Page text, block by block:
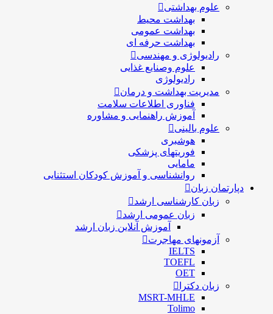
علوم بهداشتی
بهداشت محیط
بهداشت عمومی
بهداشت حرفه ای
رادیولوژی و مهندسی
علوم وصنایع غذایی
رادیولوژی
مدیریت بهداشت و درمان
فناوری اطلاعات سلامت
آموزش راهنمایی و مشاوره
علوم بالینی
هوشبری
فوریتهای پزشکی
مامایی
روانشناسی و آموزش کودکان استثنایی
دپارتمان زبان
زبان کارشناسی ارشد
زبان عمومی ارشد
آموزش آنلاین زبان ارشد
آزمونهای مهاجرت
IELTS
TOEFL
OET
زبان دکترا
MSRT-MHLE
Tolimo